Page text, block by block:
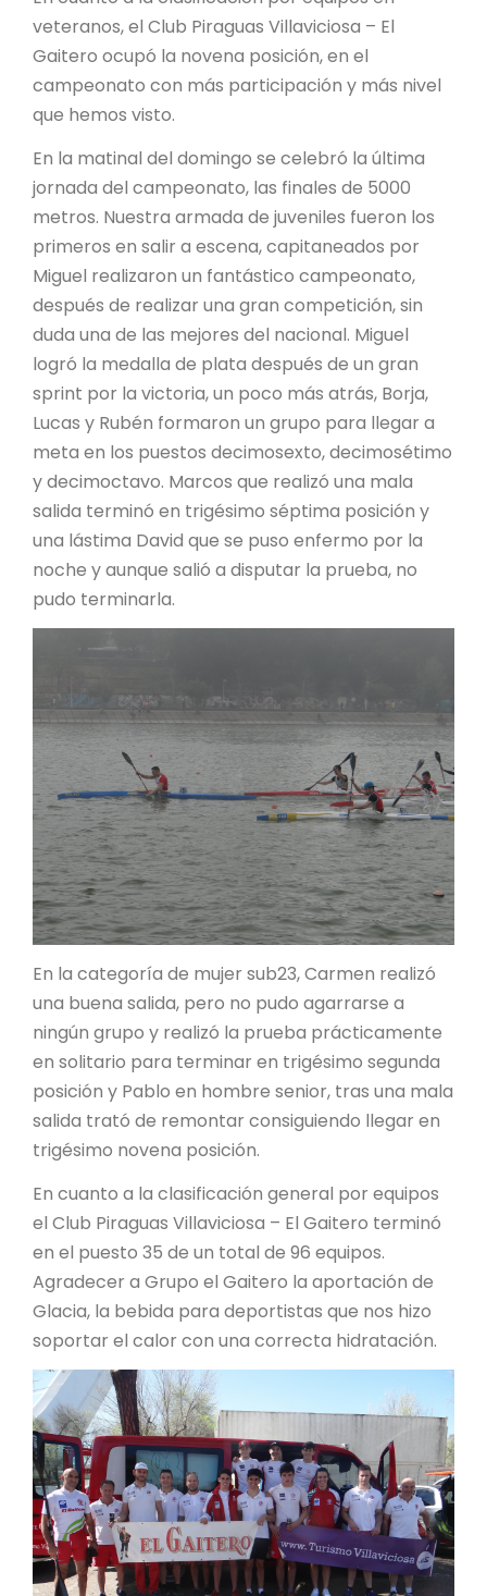
veteranos, el Club Piraguas Villaviciosa – El
Gaitero ocupó la novena posición, en el
campeonato con más participación y más nivel
que hemos visto.
En la matinal del domingo se celebró la última
jornada del campeonato, las finales de 5000
metros. Nuestra armada de juveniles fueron los
primeros en salir a escena, capitaneados por
Miguel realizaron un fantástico campeonato,
después de realizar una gran competición, sin
duda una de las mejores del nacional. Miguel
logró la medalla de plata después de un gran
sprint por la victoria, un poco más atrás, Borja,
Lucas y Rubén formaron un grupo para llegar a
meta en los puestos decimosexto, decimosétimo
y decimoctavo. Marcos que realizó una mala
salida terminó en trigésimo séptima posición y
una lástima David que se puso enfermo por la
noche y aunque salió a disputar la prueba, no
pudo terminarla.
En la categoría de mujer sub23, Carmen realizó
una buena salida, pero no pudo agarrarse a
ningún grupo y realizó la prueba prácticamente
en solitario para terminar en trigésimo segunda
posición y Pablo en hombre senior, tras una mala
salida trató de remontar consiguiendo llegar en
trigésimo novena posición.
En cuanto a la clasificación general por equipos
el Club Piraguas Villaviciosa – El Gaitero terminó
en el puesto 35 de un total de 96 equipos.
Agradecer a Grupo el Gaitero la aportación de
Glacia, la bebida para deportistas que nos hizo
soportar el calor con una correcta hidratación.